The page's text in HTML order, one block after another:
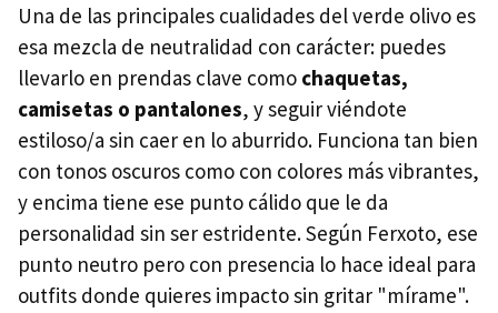
Una de las principales cualidades del verde olivo es
esa mezcla de neutralidad con carácter: puedes
llevarlo en prendas clave como chaquetas,
camisetas o pantalones, y seguir viéndote
estiloso/a sin caer en lo aburrido. Funciona tan bien
con tonos oscuros como con colores más vibrantes,
y encima tiene ese punto cálido que le da
personalidad sin ser estridente. Según Ferxoto, ese
punto neutro pero con presencia lo hace ideal para
outfits donde quieres impacto sin gritar "mírame".